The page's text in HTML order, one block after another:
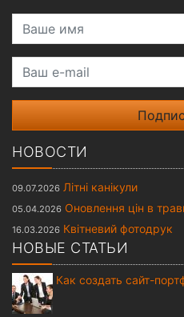
Ваше имя
Ваш e-mail
НОВОСТИ
09.07.2026 Літні канікули
05.04.2026 Оновлення цін в
16.03.2026 Квітневий фотодрук
НОВЫЕ СТАТЬИ
Как создать сайт-